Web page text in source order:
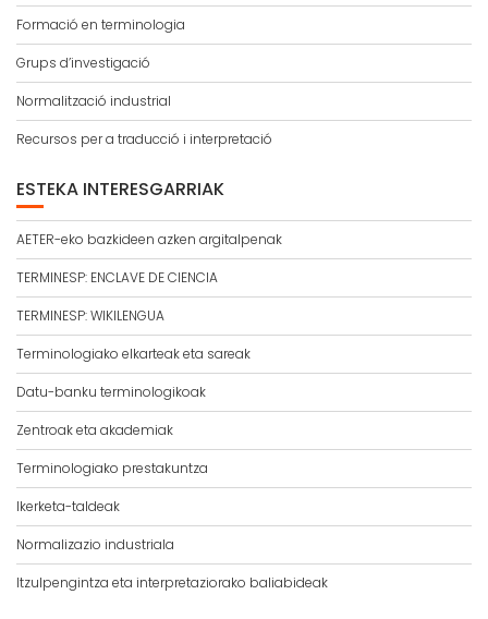
Formació en terminologia
Grups d’investigació
Normalització industrial
Recursos per a traducció i interpretació
ESTEKA INTERESGARRIAK
AETER-eko bazkideen azken argitalpenak
TERMINESP: ENCLAVE DE CIENCIA
TERMINESP: WIKILENGUA
Terminologiako elkarteak eta sareak
Datu-banku terminologikoak
Zentroak eta akademiak
Terminologiako prestakuntza
Ikerketa-taldeak
Normalizazio industriala
Itzulpengintza eta interpretaziorako baliabideak